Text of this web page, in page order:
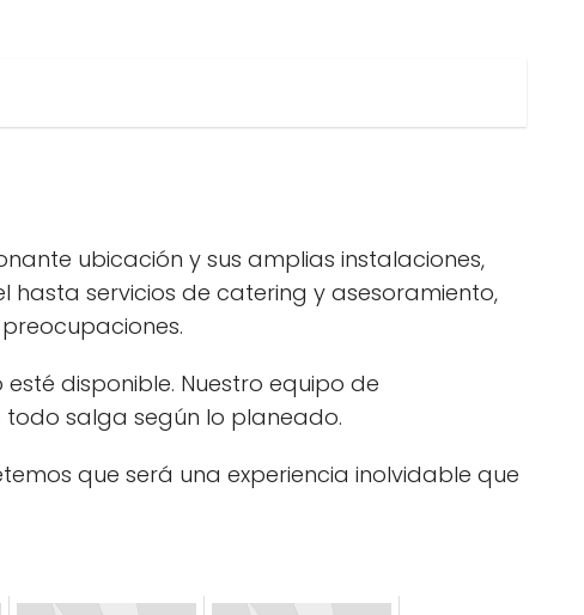
ubicación y sus amplias instalaciones,
servicios de catering y asesoramiento,
disponible. Nuestro equipo de
salga según lo planeado.
que será una experiencia inolvidable que